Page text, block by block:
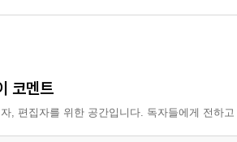
코멘트
, 편집자를 위한 공간입니다. 독자들에게 전하